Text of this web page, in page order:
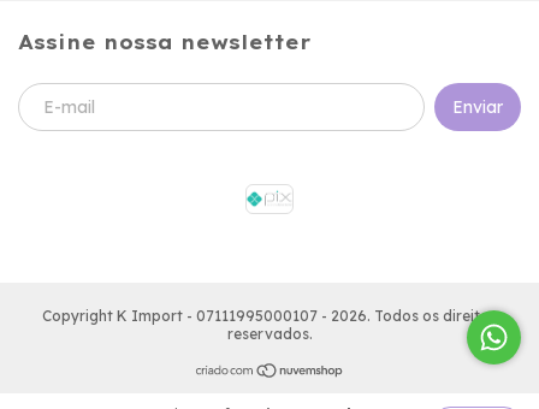
Assine nossa newsletter
Copyright K Import - 07111995000107 - 2026. Todos os direitos
reservados.